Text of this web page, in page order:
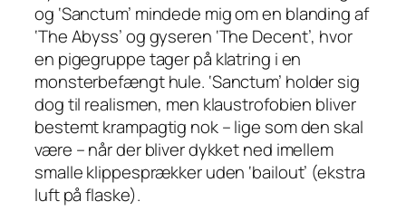
og ‘Sanctum’ mindede mig om en blanding af
‘The Abyss’ og gyseren ‘The Decent’, hvor
en pigegruppe tager på klatring i en
monsterbefængt hule. ‘Sanctum’ holder sig
dog til realismen, men klaustrofobien bliver
bestemt krampagtig nok – lige som den skal
være – når der bliver dykket ned imellem
smalle klippesprækker uden ‘bailout’ (ekstra
luft på flaske).